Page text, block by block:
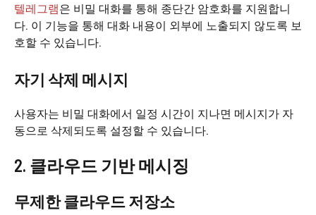
텔레그램은 비밀 대화를 통해 종단간 암호화를 지원합니
다. 이 기능을 통해 대화 내용이 외부에 노출되지 않도록 보
호할 수 있습니다.
자기 삭제 메시지
사용자는 비밀 대화에서 일정 시간이 지나면 메시지가 자
동으로 삭제되도록 설정할 수 있습니다.
2. 클라우드 기반 메시징
무제한 클라우드 저장소